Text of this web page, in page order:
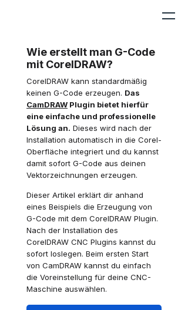
Wie erstellt man G-Code
mit CorelDRAW?
CorelDRAW kann standardmäßig
keinen G-Code erzeugen. Das
CamDRAW Plugin bietet hierfür
eine einfache und professionelle
Lösung an. Dieses wird nach der
Installation automatisch in die Corel-
Oberfläche integriert und du kannst
damit sofort G-Code aus deinen
Vektorzeichnungen erzeugen.
Dieser Artikel erklärt dir anhand
eines Beispiels die Erzeugung von
G-Code mit dem CorelDRAW Plugin.
Nach der Installation des
CorelDRAW CNC Plugins kannst du
sofort loslegen. Beim ersten Start
von CamDRAW kannst du einfach
die Voreinstellung für deine CNC-
Maschine auswählen.